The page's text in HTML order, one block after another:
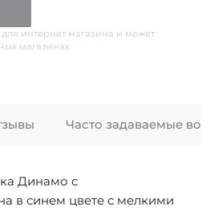
интернет магазина и может
магазинах
Динамо с
в синем цвете с мелкими
Часто задаваемые